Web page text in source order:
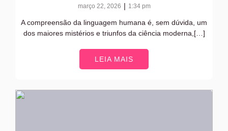
março 22, 2026 | 1:34 pm
A compreensão da linguagem humana é, sem dúvida, um
dos maiores mistérios e triunfos da ciência moderna,[…]
LEIA MAIS